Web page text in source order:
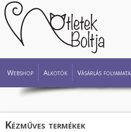
Webshop Alkotók Vásárlás folyamata
Kézműves termékek